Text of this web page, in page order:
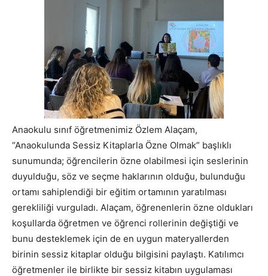
Anaokulu sınıf öğretmenimiz Özlem Alaçam,
“Anaokulunda Sessiz Kitaplarla Özne Olmak” başlıklı
sunumunda; öğrencilerin özne olabilmesi için seslerinin
duyulduğu, söz ve seçme haklarının olduğu, bulunduğu
ortamı sahiplendiği bir eğitim ortamının yaratılması
gerekliliği vurguladı. Alaçam, öğrenenlerin özne oldukları
koşullarda öğretmen ve öğrenci rollerinin değiştiği ve
bunu desteklemek için de en uygun materyallerden
birinin sessiz kitaplar olduğu bilgisini paylaştı. Katılımcı
öğretmenler ile birlikte bir sessiz kitabın uygulaması